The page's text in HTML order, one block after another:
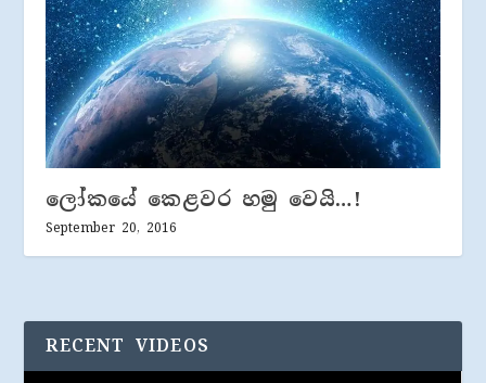
ලෝකයේ කෙළවර හමු වෙයි…!
September 20, 2016
RECENT VIDEOS